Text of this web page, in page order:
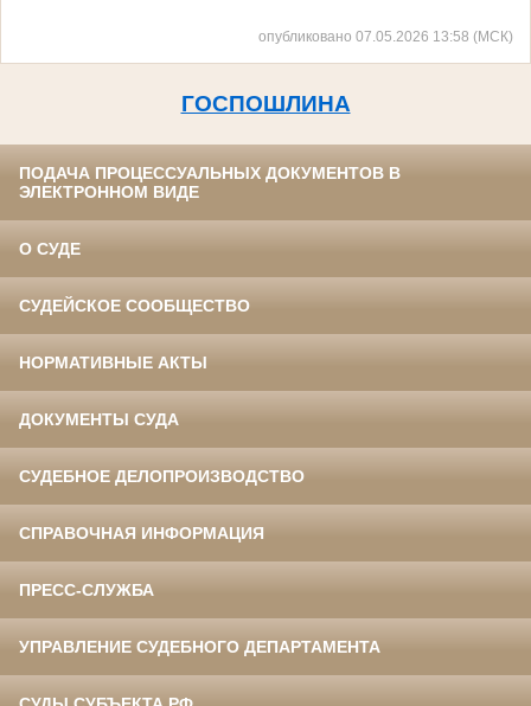
опубликовано 07.05.2026 13:58 (МСК)
ГОСПОШЛИНА
ПОДАЧА ПРОЦЕССУАЛЬНЫХ ДОКУМЕНТОВ В
ЭЛЕКТРОННОМ ВИДЕ
О СУДЕ
СУДЕЙСКОЕ СООБЩЕСТВО
НОРМАТИВНЫЕ АКТЫ
ДОКУМЕНТЫ СУДА
СУДЕБНОЕ ДЕЛОПРОИЗВОДСТВО
СПРАВОЧНАЯ ИНФОРМАЦИЯ
ПРЕСС-СЛУЖБА
УПРАВЛЕНИЕ СУДЕБНОГО ДЕПАРТАМЕНТА